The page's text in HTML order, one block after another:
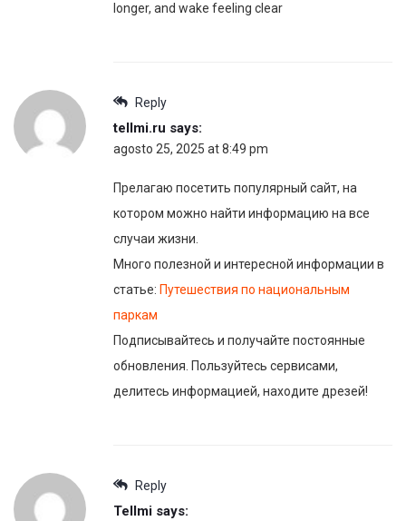
longer, and wake feeling clear
Reply
tellmi.ru says:
agosto 25, 2025 at 8:49 pm
Прелагаю посетить популярный сайт, на
котором можно найти информацию на все
случаи жизни.
Много полезной и интересной информации в
статье: Путешествия по национальным
паркам
Подписывайтесь и получайте постоянные
обновления. Пользуйтесь сервисами,
делитесь информацией, находите дрeзей!
Reply
Tellmi says: